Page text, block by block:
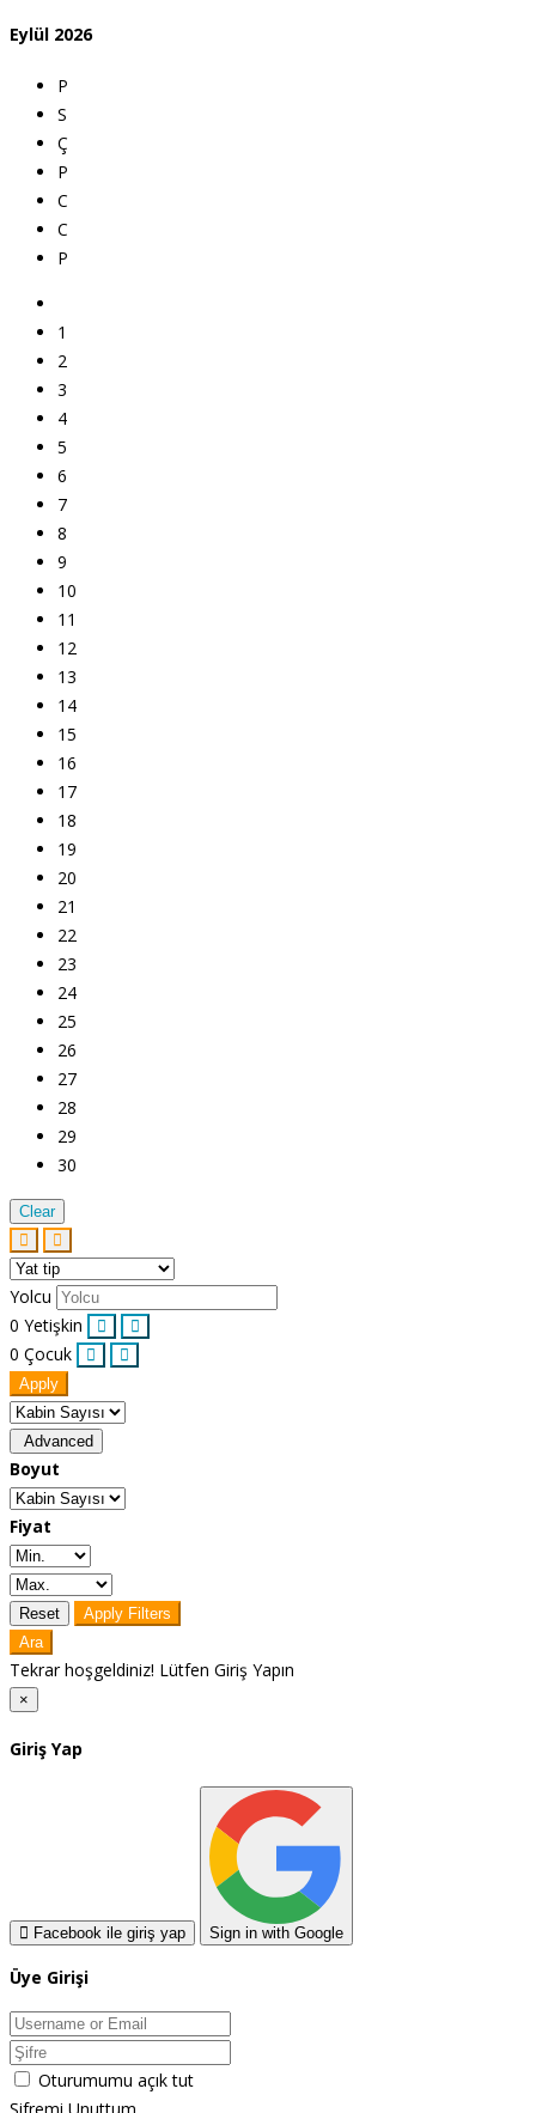
Eylül 2026
P
S
Ç
P
C
C
P
1
2
3
4
5
6
7
8
9
10
11
12
13
14
15
16
17
18
19
20
21
22
23
24
25
26
27
28
29
30
Clear
Yolcu
0 Yetişkin
0 Çocuk
Apply
Advanced
Boyut
Fiyat
Reset
Apply Filters
Ara
Tekrar hoşgeldiniz! Lütfen Giriş Yapın
×
Giriş Yap
Facebook ile giriş yap Sign in with Google
Üye Girişi
Oturumumu açık tut